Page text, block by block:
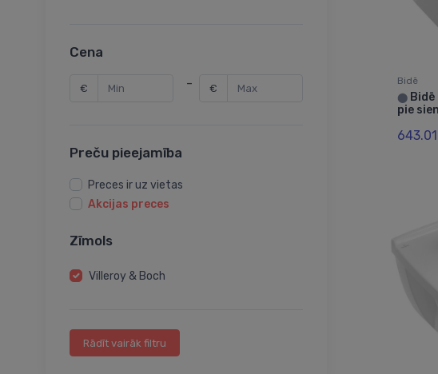
Cena
€ - €
Preču pieejamība
Preces ir uz vietas
Akcijas preces
Zīmols
Villeroy & Boch
Rādīt vairāk filtru
Bidē
⬤
pie